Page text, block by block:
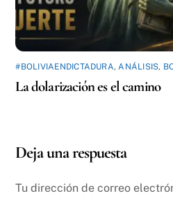
#BOLIVIAENDICTADURA, ANÁLISIS,
La dolarización es el camino
Deja una respuesta
Tu dirección de correo